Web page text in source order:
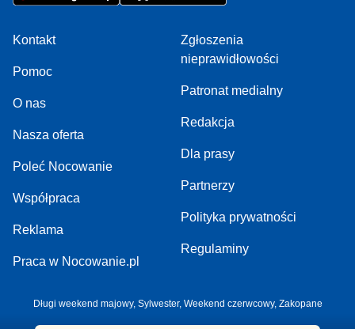
Kontakt
Pomoc
O nas
Nasza oferta
Poleć Nocowanie
Współpraca
Reklama
Praca w Nocowanie.pl
Zgłoszenia
nieprawidłowości
Patronat medialny
Redakcja
Dla prasy
Partnerzy
Polityka prywatności
Regulaminy
Długi weekend majowy, Sylwester, Weekend czerwcowy, Zakopane